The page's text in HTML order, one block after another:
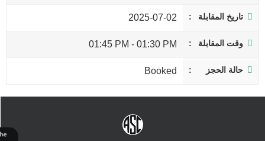
تاريخ المقابلة 2025-07-02
وقت المقابلة 01:30 PM
-
01:45 PM
حالة الحجز Booked